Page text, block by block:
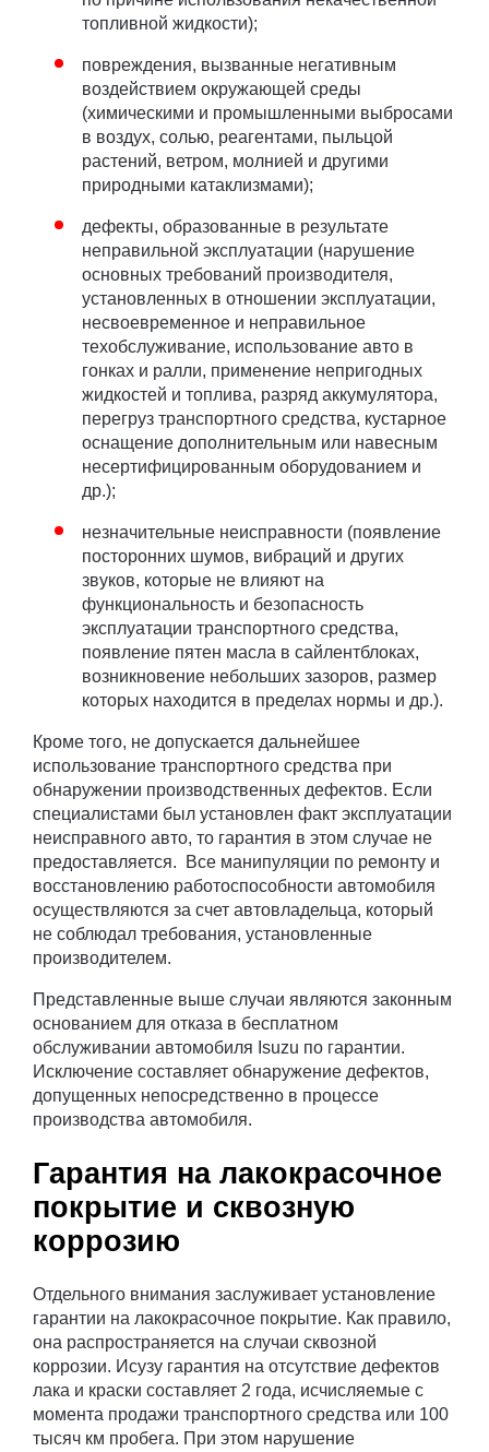
топливной жидкости);
повреждения, вызванные негативным
воздействием окружающей среды
(химическими и промышленными выбросами
в воздух, солью, реагентами, пыльцой
растений, ветром, молнией и другими
природными катаклизмами);
дефекты, образованные в результате
неправильной эксплуатации (нарушение
основных требований производителя,
установленных в отношении эксплуатации,
несвоевременное и неправильное
техобслуживание, использование авто в
гонках и ралли, применение непригодных
жидкостей и топлива, разряд аккумулятора,
перегруз транспортного средства, кустарное
оснащение дополнительным или навесным
несертифицированным оборудованием и
др.);
незначительные неисправности (появление
посторонних шумов, вибраций и других
звуков, которые не влияют на
функциональность и безопасность
эксплуатации транспортного средства,
появление пятен масла в сайлентблоках,
возникновение небольших зазоров, размер
которых находится в пределах нормы и др.).
Кроме того, не допускается дальнейшее
использование транспортного средства при
обнаружении производственных дефектов. Если
специалистами был установлен факт эксплуатации
неисправного авто, то гарантия в этом случае не
предоставляется. Все манипуляции по ремонту и
восстановлению работоспособности автомобиля
осуществляются за счет автовладельца, который
не соблюдал требования, установленные
производителем.
Представленные выше случаи являются законным
основанием для отказа в бесплатном
обслуживании автомобиля Isuzu по гарантии.
Исключение составляет обнаружение дефектов,
допущенных непосредственно в процессе
производства автомобиля.
Гарантия на лакокрасочное
покрытие и сквозную
коррозию
Отдельного внимания заслуживает установление
гарантии на лакокрасочное покрытие. Как правило,
она распространяется на случаи сквозной
коррозии. Исузу гарантия на отсутствие дефектов
лака и краски составляет 2 года, исчисляемые с
момента продажи транспортного средства или 100
тысяч км пробега. При этом нарушение